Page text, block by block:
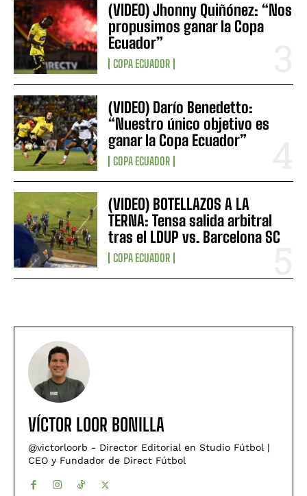
(VIDEO) Jhonny Quiñónez: “Nos
propusimos ganar la Copa
Ecuador”
COPA ECUADOR
(VIDEO) Darío Benedetto:
“Nuestro único objetivo es
ganar la Copa Ecuador”
COPA ECUADOR
(VIDEO) BOTELLAZOS A LA
TERNA: Tensa salida arbitral
tras el LDUP vs. Barcelona SC
COPA ECUADOR
VÍCTOR LOOR BONILLA
@victorloorb - Director Editorial en Studio Fútbol |
CEO y Fundador de Direct Fútbol